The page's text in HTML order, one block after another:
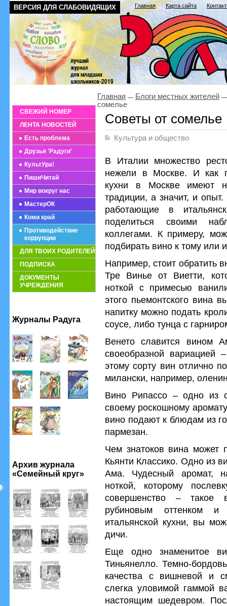
ВЕРСИЯ ДЛЯ СЛАБОВИДЯЩИХ Главная Карта сайта
СВЕЖИЙ НОМЕР
ЛЕНТА НОВОСТЕЙ
Есть проблема
Друзья 'Радуги'
КультУра!
ПишиЧитай
Мир вокруг нас
МастерОК
Коми край
Противодействие
коррупции
ДЛЯ ТВОИХ РОДИТЕЛЕЙ
ПОДПИСКА
ДОКУМЕНТЫ
УЧРЕЖДЕНИЯ
Журналы Радуга
Архив журнала
«Семейный круг»
Главная
Блоги местных жителей
сомелье
Советы от сомелье
Культура и общество
В Италии множество
нежели в Москве. И как
кухни в Москве имеют
традиции, а значит, и
работающие в
поделиться своими
коллегами. К примеру,
подбирать вино к тому или
Например, стоит обратить
Тре Винье от Виетти,
ноткой с примесью
этого пьемонтского вина
напитку можно подать
соусе, либо тунца с
Венето славится вином
своеобразной вариацией
этому сорту вин отлично
милански, например,
Вино Рипассо – одно из
своему роскошному
вино подают к блюдам из
пармезан.
Чем знатоков вина может
Кьянти Классико. Одно из
Ама. Чудесный аромат,
ноткой, которому
совершенство – такое
рубиновым оттенком
итальянской кухни, вы
дичи.
Еще одно знаменитое
Тиньянелло. Темно-
качества с вишневой и
слегка уловимой гаммой
настоящим шедевром.